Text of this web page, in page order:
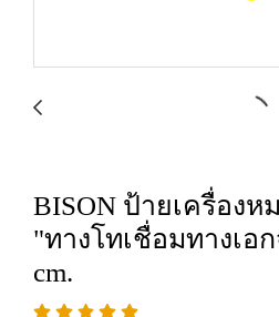
BISON ป้ายเครื่องห
"ทางโทเชื่อมทางเอ
cm.